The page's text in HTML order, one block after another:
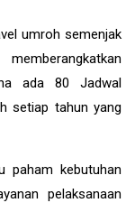
umroh semenjak
ada 80 Jadwal
setiap tahun yang
paham kebutuhan
pelaksanaan